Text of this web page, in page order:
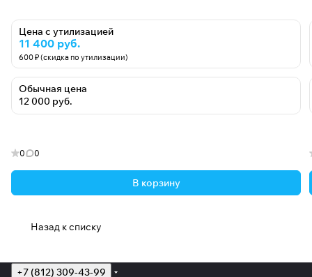
Цена с утилизацией
11 400 руб.
600 ₽ (скидка по утилизации)
Обычная цена
12 000 руб.
0 0
В корзину
Назад к списку
+7 (812) 309-43-99